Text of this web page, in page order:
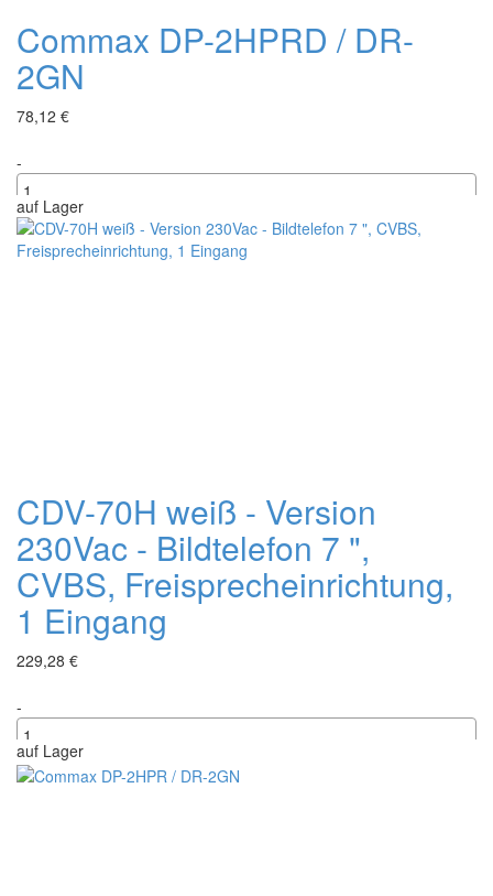
Commax DP-2HPRD / DR-
2GN
78,12 €
-
+
auf Lager
CDV-70H weiß - Version
230Vac - Bildtelefon 7 ",
CVBS, Freisprecheinrichtung,
1 Eingang
229,28 €
-
+
auf Lager